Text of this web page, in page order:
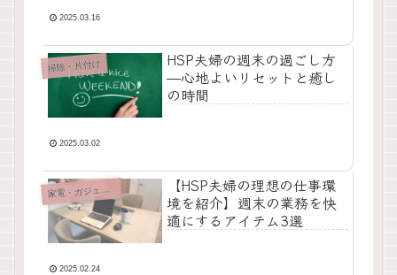
2025.03.16
掃除・片付け
HSP夫婦の週末の過ごし方
—心地よいリセットと癒し
の時間
2025.03.02
家
電・ガジェット
【HSP夫婦の理想の仕事環
境を紹介】週末の業務を快
適にするアイテム3選
2025.02.24